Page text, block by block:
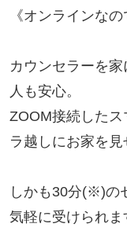
《オンラインな
カウンセラーを
人も安心。
ZOOM接続した
ラ越しにお家を見
しかも30分(※)の
気軽に受けられま